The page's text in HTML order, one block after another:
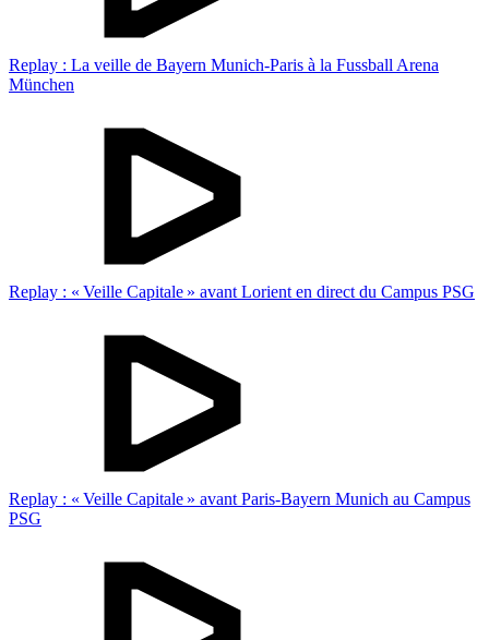
Replay : La veille de Bayern Munich-Paris à la Fussball Arena
München
Replay : « Veille Capitale » avant Lorient en direct du Campus PSG
Replay : « Veille Capitale » avant Paris-Bayern Munich au Campus
PSG